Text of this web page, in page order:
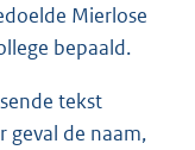
Mierlose
bepaald.
tekst
geval de naam,